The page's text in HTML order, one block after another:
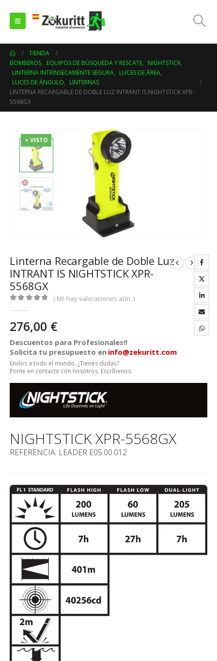
TIENDA
BOMBEROS, EQUIPOS DE BÚSQUEDA Y RESCATE, NIGHTSTICK,
LINTERNA INTRÍNSECAMENTE SEGURA, LUCES DE ÁREA,
LUCES DE ÁNGULO, LINTERNAS
LINTERNA RECARGABLE DE DOBLE LUZ INTRANT IS NIGHTSTICK XPR-
5568GX
+ VISTO
Linterna Recargable de Doble Luz
INTRANT IS NIGHTSTICK XPR-
5568GX
( No hay valoraciones aún. )
276,00 €
Descuentos para Profesionales!!
Solicita tu presupuesto en info@zekuritt.com
Envíos a todo el mundo. ¿Tienes dudas?
Ponte en contacto con nosotros. Escríbenos.
NIGHTSTICK XPR-5568GX
REFERENCIA: LEADER E05.00.012